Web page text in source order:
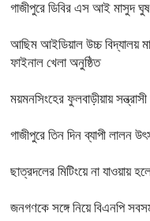
গাজীপুরে ডিবির এস আই মাসুদ ঘুষ
আছিম আইডিয়াল উচ্চ বিদ্যালয়
ফাইনাল খেলা অনুষ্ঠিত
ময়মনসিংহের ফুলবাড়ীয়ায়
গাজীপুরে তিন দিন ব্যাপী লালন
ছাত্রদলের মিটিংয়ে না যাওয়ায়
জনগণকে সঙ্গে নিয়ে বিএনপি